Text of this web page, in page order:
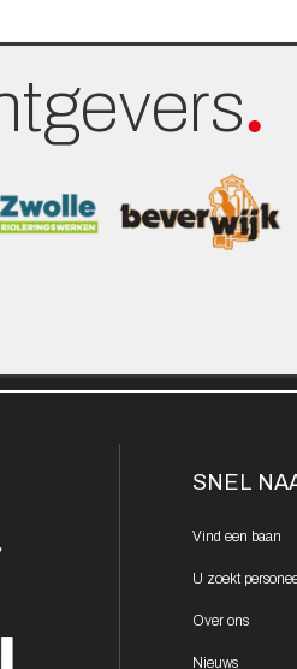
SNEL
Vind een baan
U zoekt
Over ons
Nieuws